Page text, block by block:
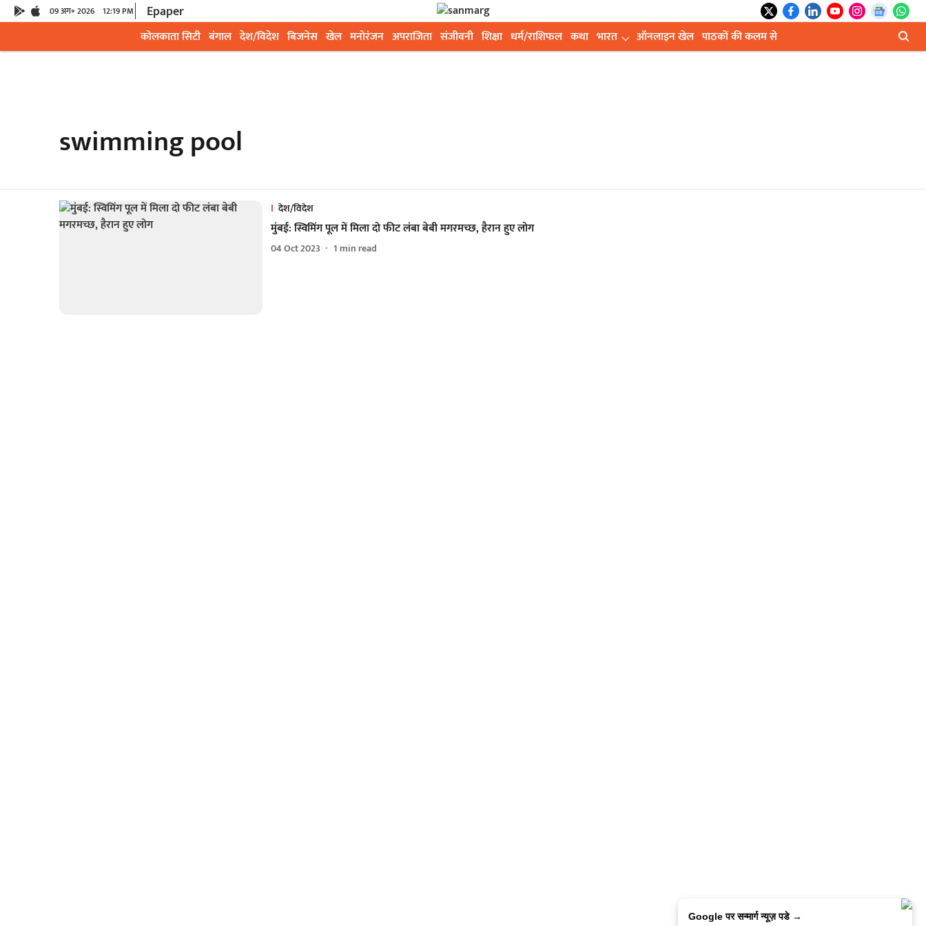
09 अग॰ 2026 12:19 PM Epaper
कोलकाता सिटी बंगाल देश/विदेश बिजनेस खेल मनोरंजन अपराजिता संजीवनी शिक्षा धर्म/राशिफल कथा भारत ऑनलाइन खेल पाठकों की कलम से
swimming pool
देश/विदेश
मुंबई: स्विमिंग पूल में मिला दो फीट लंबा बेबी मगरमच्छ, हैरान हुए लोग
04 Oct 2023 1 min read
Google पर सन्मार्ग न्यूज़ पडे →